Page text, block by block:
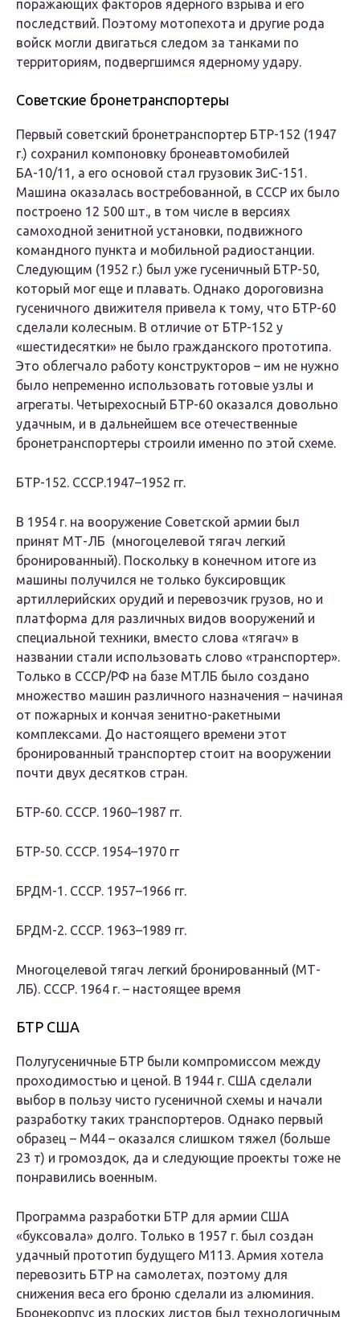
поражающих факторов ядерного взрыва и его
последствий. Поэтому мотопехота и другие рода
войск могли двигаться следом за танками по
территориям, подвергшимся ядерному удару.
Советские бронетранспортеры
Первый советский бронетранспортер БТР-152 (1947
г.) сохранил компоновку бронеавтомобилей
БА-10/11, а его основой стал грузовик ЗиС-151.
Машина оказалась востребованной, в СССР их было
построено 12 500 шт., в том числе в версиях
самоходной зенитной установки, подвижного
командного пункта и мобильной радиостанции.
Следующим (1952 г.) был уже гусеничный БТР-50,
который мог еще и плавать. Однако дороговизна
гусеничного движителя привела к тому, что БТР-60
сделали колесным. В отличие от БТР-152 у
«шестидесятки» не было гражданского прототипа.
Это облегчало работу конструкторов – им не нужно
было непременно использовать готовые узлы и
агрегаты. Четырехосный БТР-60 оказался довольно
удачным, и в дальнейшем все отечественные
бронетранспортеры строили именно по этой схеме.
БТР-152. СССР.1947–1952 гг.
В 1954 г. на вооружение Советской армии был
принят МТ-ЛБ (многоцелевой тягач легкий
бронированный). Поскольку в конечном итоге из
машины получился не только буксировщик
артиллерийских орудий и перевозчик грузов, но и
платформа для различных видов вооружений и
специальной техники, вместо слова «тягач» в
названии стали использовать слово «транспортер».
Только в СССР/РФ на базе МТЛБ было создано
множество машин различного назначения – начиная
от пожарных и кончая зенитно-ракетными
комплексами. До настоящего времени этот
бронированный транспортер стоит на вооружении
почти двух десятков стран.
БТР-60. СССР. 1960–1987 гг.
БТР-50. СССР. 1954–1970 гг
БРДМ-1. СССР. 1957–1966 гг.
БРДМ-2. СССР. 1963–1989 гг.
Многоцелевой тягач легкий бронированный (МТ-
ЛБ). СССР. 1964 г. – настоящее время
БТР США
Полугусеничные БТР были компромиссом между
проходимостью и ценой. В 1944 г. США сделали
выбор в пользу чисто гусеничной схемы и начали
разработку таких транспортеров. Однако первый
образец – М44 – оказался слишком тяжел (больше
23 т) и громоздок, да и следующие проекты тоже не
понравились военным.
Программа разработки БТР для армии США
«буксовала» долго. Только в 1957 г. был создан
удачный прототип будущего М113. Армия хотела
перевозить БТР на самолетах, поэтому для
снижения веса его броню сделали из алюминия.
Бронекорпус из плоских листов был технологичным